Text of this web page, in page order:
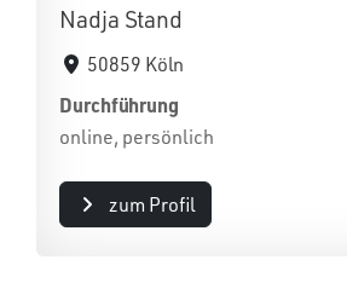
Nadja Stand
50859 Köln
Durchführung
online, persönlich
zum Profil